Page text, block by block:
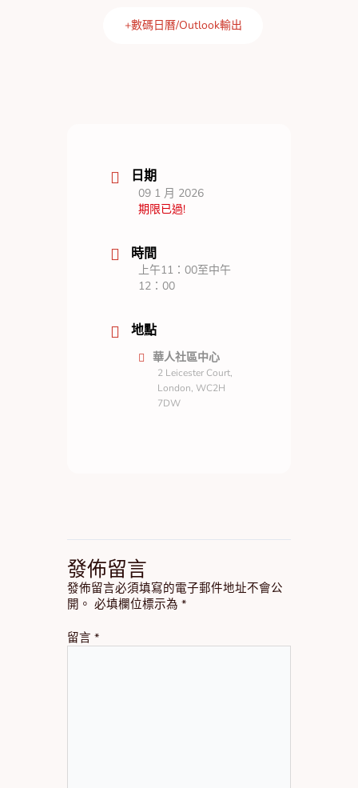
+數碼日曆/Outlook輸出
日期
09 1 月 2026
期限已過!
時間
上午11：00至中午
12：00
地點
華人社區中心
2 Leicester Court,
London, WC2H
7DW
發佈留言
發佈留言必須填寫的電子郵件地址不會公
開。 必填欄位標示為 *
留言 *